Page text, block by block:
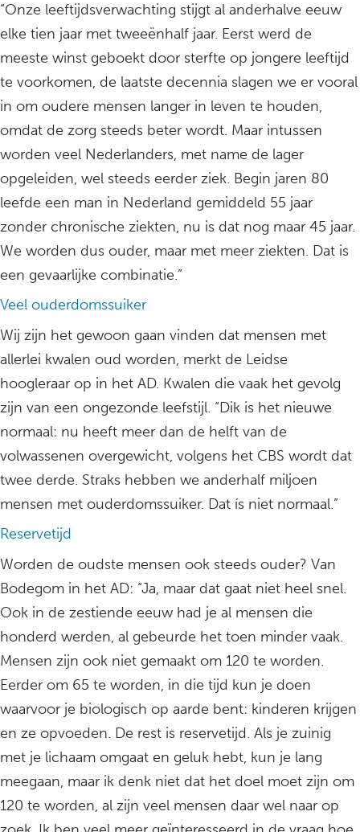
“Onze leeftijdsverwachting stijgt al anderhalve eeuw
elke tien jaar met tweeënhalf jaar. Eerst werd de
meeste winst geboekt door sterfte op jongere leeftijd
te voorkomen, de laatste decennia slagen we er vooral
in om oudere mensen langer in leven te houden,
omdat de zorg steeds beter wordt. Maar intussen
worden veel Nederlanders, met name de lager
opgeleiden, wel steeds eerder ziek. Begin jaren 80
leefde een man in Nederland gemiddeld 55 jaar
zonder chronische ziekten, nu is dat nog maar 45 jaar.
We worden dus ouder, maar met meer ziekten. Dat is
een gevaarlijke combinatie.”
Veel ouderdomssuiker
Wij zijn het gewoon gaan vinden dat mensen met
allerlei kwalen oud worden, merkt de Leidse
hoogleraar op in het AD. Kwalen die vaak het gevolg
zijn van een ongezonde leefstijl. “Dik is het nieuwe
normaal: nu heeft meer dan de helft van de
volwassenen overgewicht, volgens het CBS wordt dat
twee derde. Straks hebben we anderhalf miljoen
mensen met ouderdomssuiker. Dat ís niet normaal.”
Reservetijd
Worden de oudste mensen ook steeds ouder? Van
Bodegom in het AD: “Ja, maar dat gaat niet heel snel.
Ook in de zestiende eeuw had je al mensen die
honderd werden, al gebeurde het toen minder vaak.
Mensen zijn ook niet gemaakt om 120 te worden.
Eerder om 65 te worden, in die tijd kun je doen
waarvoor je biologisch op aarde bent: kinderen krijgen
en ze opvoeden. De rest is reservetijd. Als je zuinig
met je lichaam omgaat en geluk hebt, kun je lang
meegaan, maar ik denk niet dat het doel moet zijn om
120 te worden, al zijn veel mensen daar wel naar op